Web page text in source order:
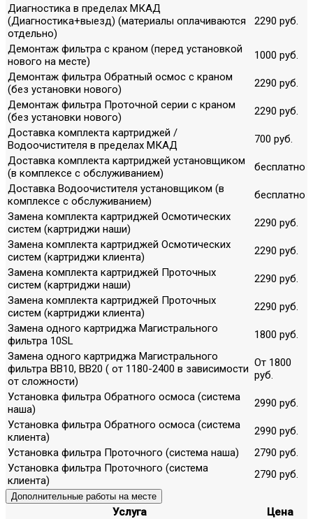
Диагностика в пределах МКАД
(Диагностика+выезд) (материалы оплачиваются
отдельно)
2290 руб.
Демонтаж фильтра с краном (перед установкой
нового на месте)
1000 руб.
Демонтаж фильтра Обратный осмос с краном
(без установки нового)
2290 руб.
Демонтаж фильтра Проточной серии с краном
(без установки нового)
2290 руб.
Доставка комплекта картриджей /
Водоочистителя в пределах МКАД
700 руб.
Доставка комплекта картриджей установщиком
(в комплексе с обслуживанием)
бесплатно
Доставка Водоочистителя установщиком (в
комплексе с обслуживанием)
бесплатно
Замена комплекта картриджей Осмотических
систем (картриджи наши)
2290 руб.
Замена комплекта картриджей Осмотических
систем (картриджи клиента)
2290 руб.
Замена комплекта картриджей Проточных
систем (картриджи наши)
2290 руб.
Замена комплекта картриджей Проточных
систем (картриджи клиента)
2290 руб.
Замена одного картриджа Магистрального
фильтра 10SL
1800 руб.
Замена одного картриджа Магистрального
фильтра ВВ10, ВВ20 ( от 1180-2400 в зависимости
от сложности)
От 1800
руб.
Установка фильтра Обратного осмоса (система
наша)
2990 руб.
Установка фильтра Обратного осмоса (система
клиента)
2990 руб.
Установка фильтра Проточного (система наша)
2790 руб.
Установка фильтра Проточного (система
клиента)
2790 руб.
Дополнительные работы на месте
Услуга
Цена